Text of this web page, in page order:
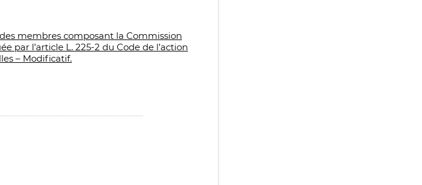
membres composant la Commission
par l’article L. 225-2 du Code de l’action
– Modificatif.